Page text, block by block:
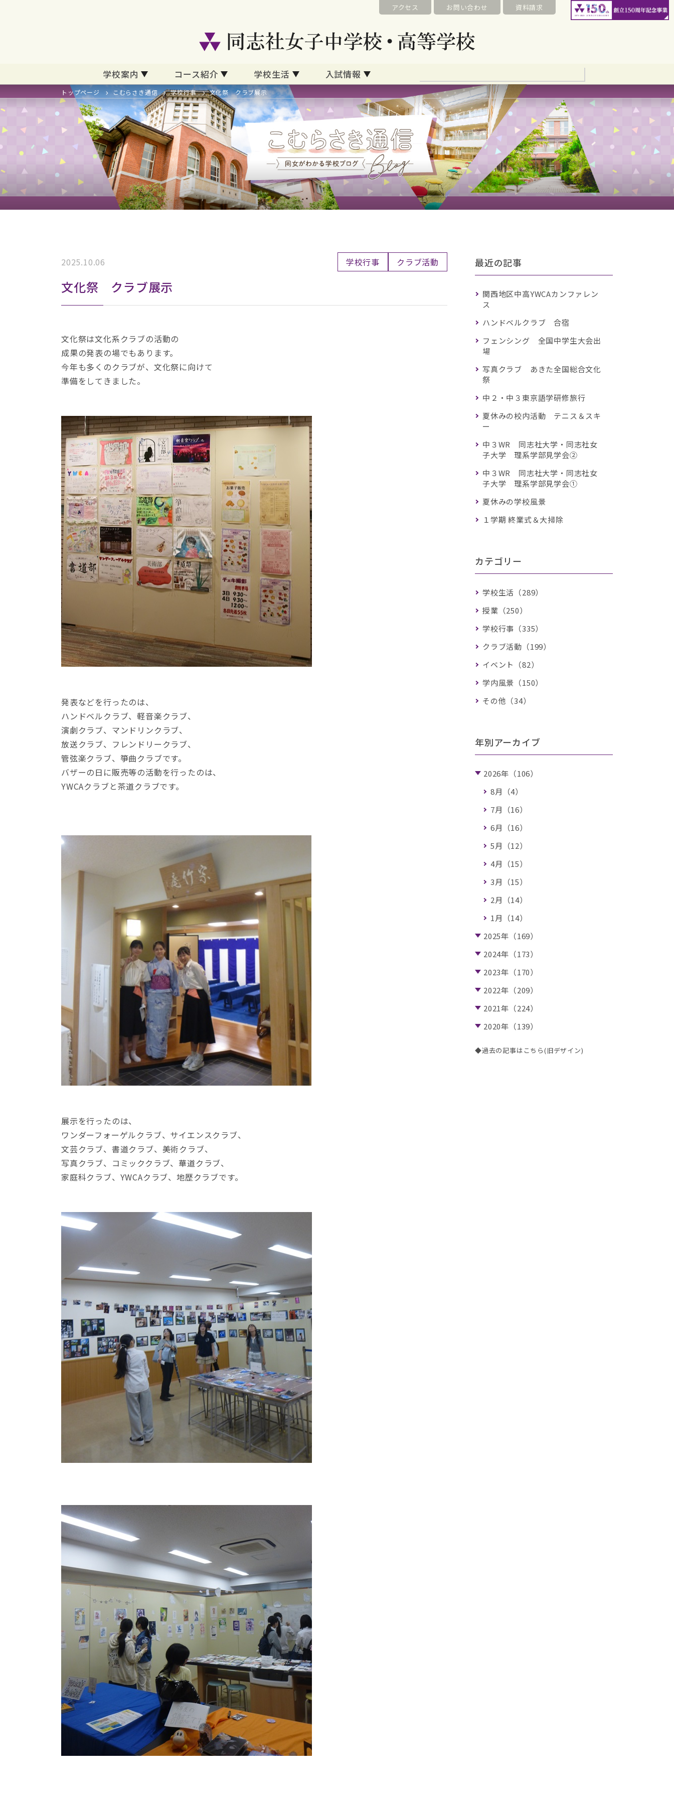
アクセス お問い合わせ 資料請求
学校案内 コース紹介 学校生活 入試情報
トップページ こむらさき通信 学校行事 文化祭 クラブ展示
2025.10.06 学校行事 クラブ活動
文化祭 クラブ展示
文化祭は文化系クラブの活動の
成果の発表の場でもあります。
今年も多くのクラブが、文化祭に向けて
準備をしてきました。
発表などを行ったのは、
ハンドベルクラブ、軽音楽クラブ、
演劇クラブ、マンドリンクラブ、
放送クラブ、フレンドリークラブ、
管弦楽クラブ、箏曲クラブです。
バザーの日に販売等の活動を行ったのは、
YWCAクラブと茶道クラブです。
展示を行ったのは、
ワンダーフォーゲルクラブ、サイエンスクラブ、
文芸クラブ、書道クラブ、美術クラブ、
写真クラブ、コミッククラブ、華道クラブ、
家庭科クラブ、YWCAクラブ、地歴クラブです。
最近の記事
関西地区中高YWCAカンファレン
ス
ハンドベルクラブ 合宿
フェンシング 全国中学生大会出
場
写真クラブ あきた全国総合文化
祭
中２・中３東京語学研修旅行
夏休みの校内活動 テニス＆スキ
ー
中３WR 同志社大学・同志社女
子大学 理系学部見学会②
中３WR 同志社大学・同志社女
子大学 理系学部見学会①
夏休みの学校風景
１学期 終業式＆大掃除
カテゴリー
学校生活（289）
授業（250）
学校行事（335）
クラブ活動（199）
イベント（82）
学内風景（150）
その他（34）
年別アーカイブ
2026年（106）
8月（4）
7月（16）
6月（16）
5月（12）
4月（15）
3月（15）
2月（14）
1月（14）
2025年（169）
2024年（173）
2023年（170）
2022年（209）
2021年（224）
2020年（139）
◆過去の記事はこちら(旧デザイン)